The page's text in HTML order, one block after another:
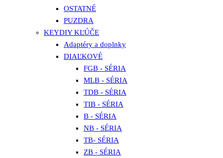
OSTATNÉ
PUZDRA
KEYDIY KĽÚČE
Adaptéry a doplnky
DIAĽKOVÉ
FGB - SÉRIA
MLB - SÉRIA
TDB - SÉRIA
TIB - SÉRIA
B - SÉRIA
NB - SÉRIA
TB- SÉRIA
ZB - SÉRIA